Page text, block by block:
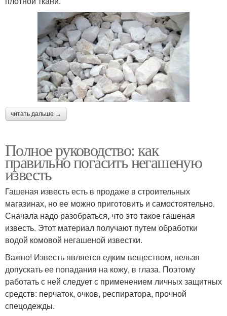
читать дальше →
Полное руководство: как
правильно погасить негашеную
известь
Гашеная известь есть в продаже в строительных
магазинах, но ее можно приготовить и самостоятельно.
Сначала надо разобраться, что это такое гашеная
известь. Этот материал получают путем обработки
водой комовой негашеной известки.
Важно! Известь является едким веществом, нельзя
допускать ее попадания на кожу, в глаза. Поэтому
работать с ней следует с применением личных защитных
средств: перчаток, очков, респиратора, прочной
спецодежды.